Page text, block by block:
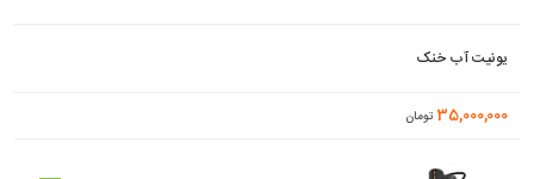
یونیت آب خنک
35,000,000 تومان